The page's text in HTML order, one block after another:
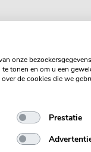
onder druk.
Group de
onze
tonen en om u een
de cookies die we
Prestatie